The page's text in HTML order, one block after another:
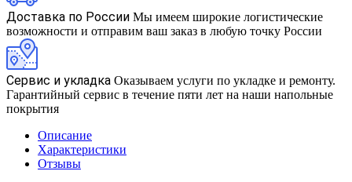
Доставка по России Мы имеем широкие логистические
возможности и отправим ваш заказ в любую точку России
Сервис и укладка Оказываем услуги по укладке и ремонту.
Гарантийный сервис в течение пяти лет на наши напольные
покрытия
Описание
Характеристики
Отзывы